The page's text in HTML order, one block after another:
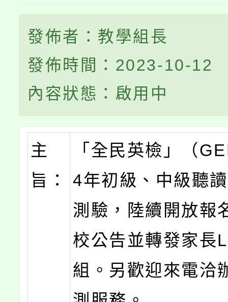
發佈者：教學組長
發佈時間：2023-10-12
內容狀態：啟用中
主
旨：
「全民英檢」（
4年初級、中級聽
測驗，陸續開放報
校公告並轉發家長
組。另歡迎來電洽